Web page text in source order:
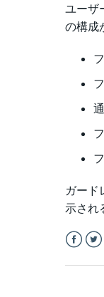
ユーザ
の構成
ガード
示され